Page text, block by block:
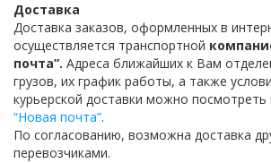
Доставка
Доставка заказов, оформленных в
осуществляется транспортной
почта”. Адреса ближайших к Вам
грузов, их график работы, а также
курьерской доставки можно посмотреть
“Новая почта”.
По согласованию, возможна доставка
перевозчиками.